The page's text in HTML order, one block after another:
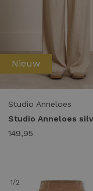
Nieuw
Studio Anneloes
149,95
1/2